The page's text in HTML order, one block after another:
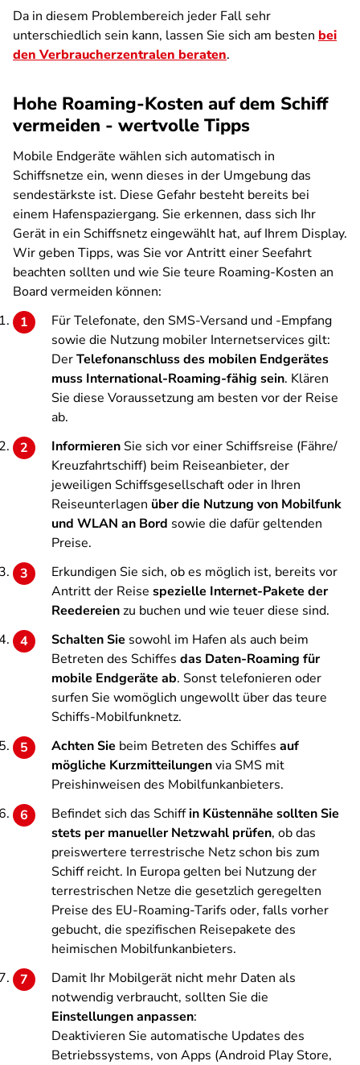
Da in diesem Problembereich jeder Fall sehr
unterschiedlich sein kann, lassen Sie sich am besten bei
den Verbraucherzentralen beraten.
Hohe Roaming-Kosten auf dem Schiff
vermeiden - wertvolle Tipps
Mobile Endgeräte wählen sich automatisch in
Schiffsnetze ein, wenn dieses in der Umgebung das
sendestärkste ist. Diese Gefahr besteht bereits bei
einem Hafenspaziergang. Sie erkennen, dass sich Ihr
Gerät in ein Schiffsnetz eingewählt hat, auf Ihrem Display.
Wir geben Tipps, was Sie vor Antritt einer Seefahrt
beachten sollten und wie Sie teure Roaming-Kosten an
Board vermeiden können:
Für Telefonate, den SMS-Versand und -Empfang
sowie die Nutzung mobiler Internetservices gilt:
DerTelefonanschluss des mobilen Endgerätes
muss International-Roaming-fähig sein. Klären
Sie diese Voraussetzung am besten vor der Reise
ab.
Informieren Sie sich vor einer Schiffsreise (Fähre/
Kreuzfahrtschiff) beim Reiseanbieter, der
jeweiligen Schiffsgesellschaft oder in Ihren
Reiseunterlagen über die Nutzung von Mobilfunk
und WLAN an Bord sowie die dafür geltenden
Preise.
Erkundigen Sie sich, ob es möglich ist, bereits vor
Antritt der Reise spezielle Internet-Pakete der
Reedereienzu buchen und wie teuer diese sind.
Schalten Sie sowohl im Hafen als auch beim
Betreten des Schiffes das Daten-Roaming für
mobile Endgeräte ab. Sonst telefonieren oder
surfen Sie womöglich ungewollt über das teure
Schiffs-Mobilfunknetz.
Achten Sie beim Betreten des Schiffes auf
mögliche Kurzmitteilungenvia SMS mit
Preishinweisen des Mobilfunkanbieters.
Befindet sich das Schiffin Küstennähe sollten Sie
stets per manueller Netzwahl prüfen, ob das
preiswertere terrestrische Netz schon bis zum
Schiff reicht. In Europa gelten bei Nutzung der
terrestrischen Netze die gesetzlich geregelten
Preise des EU-Roaming-Tarifs oder, falls vorher
gebucht, die spezifischen Reisepakete des
heimischen Mobilfunkanbieters.
Damit Ihr Mobilgerät nicht mehr Daten als
notwendig verbraucht, sollten Sie die
Einstellungen anpassen:
Deaktivieren Sie automatische Updates des
Betriebssystems, von Apps (Android Play Store,